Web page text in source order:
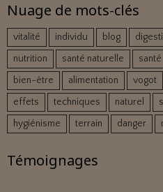
Nuage de mots-clés
vitalité individu blog
nutrition
santé naturelle santé
bien-être
alimentation vogot
effets
techniques naturel
hygiénisme
terrain danger
Témoignages